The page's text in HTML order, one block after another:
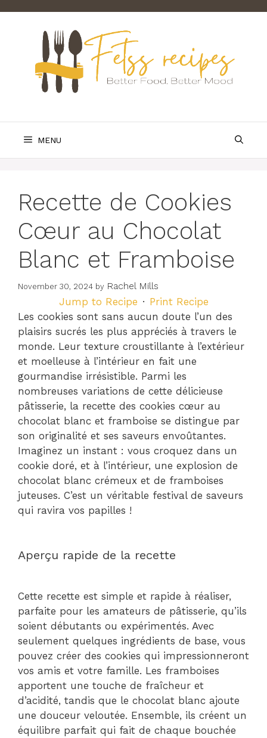
MENU
Recette de Cookies
Cœur au Chocolat
Blanc et Framboise
November 30, 2024 by Rachel Mills
Jump to Recipe · Print Recipe
Les cookies sont sans aucun doute l’un des
plaisirs sucrés les plus appréciés à travers le
monde. Leur texture croustillante à l’extérieur
et moelleuse à l’intérieur en fait une
gourmandise irrésistible. Parmi les
nombreuses variations de cette délicieuse
pâtisserie, la recette des cookies cœur au
chocolat blanc et framboise se distingue par
son originalité et ses saveurs envoûtantes.
Imaginez un instant : vous croquez dans un
cookie doré, et à l’intérieur, une explosion de
chocolat blanc crémeux et de framboises
juteuses. C’est un véritable festival de saveurs
qui ravira vos papilles !
Aperçu rapide de la recette
Cette recette est simple et rapide à réaliser,
parfaite pour les amateurs de pâtisserie, qu’ils
soient débutants ou expérimentés. Avec
seulement quelques ingrédients de base, vous
pouvez créer des cookies qui impressionneront
vos amis et votre famille. Les framboises
apportent une touche de fraîcheur et
d’acidité, tandis que le chocolat blanc ajoute
une douceur veloutée. Ensemble, ils créent un
équilibre parfait qui fait de chaque bouchée